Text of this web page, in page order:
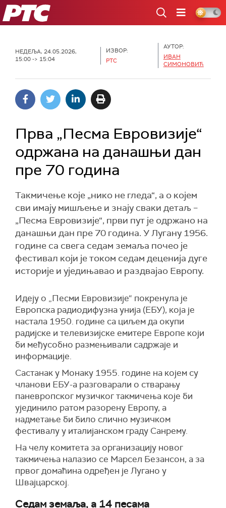
РТС
НЕДЕЉА, 24.05.2026,
15:00 -> 15:04
ИЗВОР:
РТС
АУТОР:
ИВАН
СИМОНОВИЋ
Прва „Песма Евровизије“
одржана на данашњи дан
пре 70 година
Такмичење које „нико не гледа“, а о којем
сви имају мишљење и знају сваки детаљ –
„Песма Евровизије“, први пут је одржано на
данашњи дан пре 70 година. У Лугану 1956.
године са свега седам земаља почео је
фестивал који је током седам деценија дуге
историје и уједињавао и раздвајао Европу.
Идеју о „Песми Евровизије“ покренула је
Европска радиодифузна унија (ЕБУ), која је
настала 1950. године са циљем да окупи
радијске и телевизијске емитере Европе који
би међусобно размењивали садржаје и
информације.
Састанак у Монаку 1955. године на којем су
чланови ЕБУ-а разговарали о стварању
паневропског музичког такмичења које би
ујединило ратом разорену Европу, а
надметање би било слично музичком
фестивалу у италијанском граду Санрему.
На челу комитета за организацију новог
такмичења налазио се Марсел Безансон, а за
првог домаћина одређен је Лугано у
Швајцарској.
Седам земаља, а 14 песама